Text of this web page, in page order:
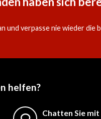
und verpasse nie wieder die
helfen?
Chatten Sie mit